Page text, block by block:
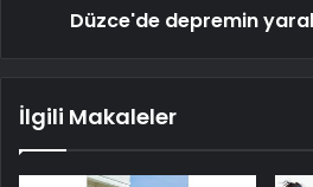
Düzce'de depremin
İlgili Makaleler